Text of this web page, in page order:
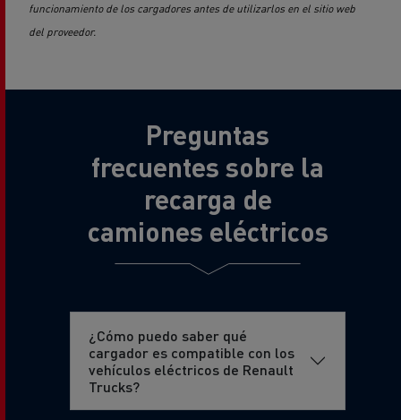
funcionamiento de los cargadores antes de utilizarlos en el sitio web
del proveedor.
Preguntas
frecuentes sobre la
recarga de
camiones eléctricos
¿Cómo puedo saber qué
cargador es compatible con los
vehículos eléctricos de Renault
Trucks?